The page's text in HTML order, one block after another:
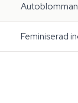
Feminiserad